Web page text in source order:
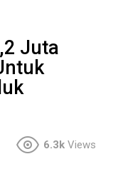
Juta
6.3k Views